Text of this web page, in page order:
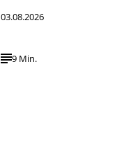
03.08.2026
9 Min.